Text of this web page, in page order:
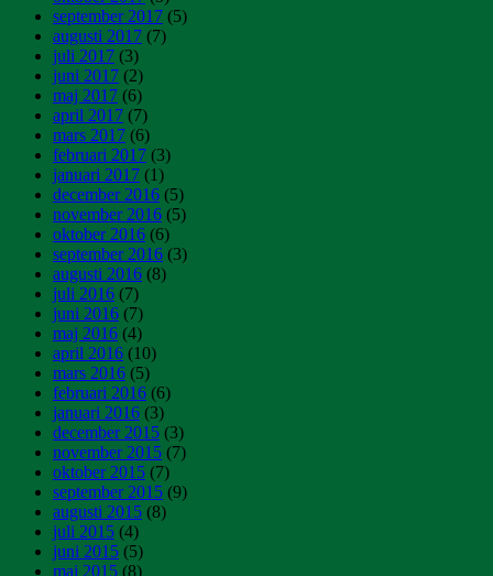
september 2017 (5)
augusti 2017 (7)
juli 2017 (3)
juni 2017 (2)
maj 2017 (6)
april 2017 (7)
mars 2017 (6)
februari 2017 (3)
januari 2017 (1)
december 2016 (5)
november 2016 (5)
oktober 2016 (6)
september 2016 (3)
augusti 2016 (8)
juli 2016 (7)
juni 2016 (7)
maj 2016 (4)
april 2016 (10)
mars 2016 (5)
februari 2016 (6)
januari 2016 (3)
december 2015 (3)
november 2015 (7)
oktober 2015 (7)
september 2015 (9)
augusti 2015 (8)
juli 2015 (4)
juni 2015 (5)
maj 2015 (8)